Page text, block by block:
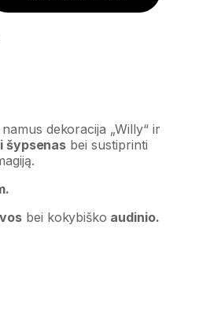
dekoracija „Willy“ ir
šypsenas bei sustiprinti
bei kokybiško audinio.